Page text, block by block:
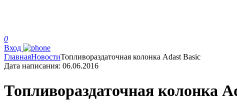
0
Вход
ГлавнаяНовостиТопливораздаточная колонка Adast Basic
Дата написания: 06.06.2016
Топливораздаточная колонка